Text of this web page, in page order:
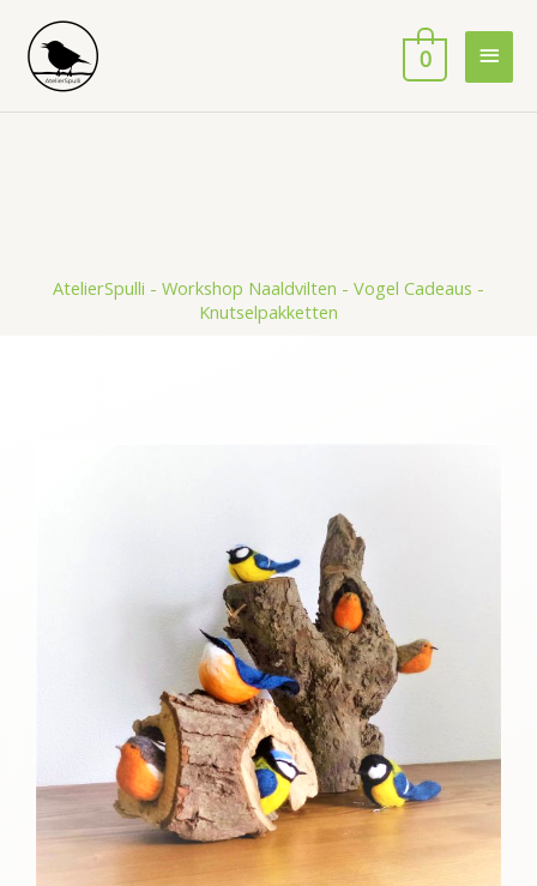
naar
inhoud
0
AtelierSpulli - Workshop Naaldvilten - Vogel Cadeaus -
Knutselpakketten